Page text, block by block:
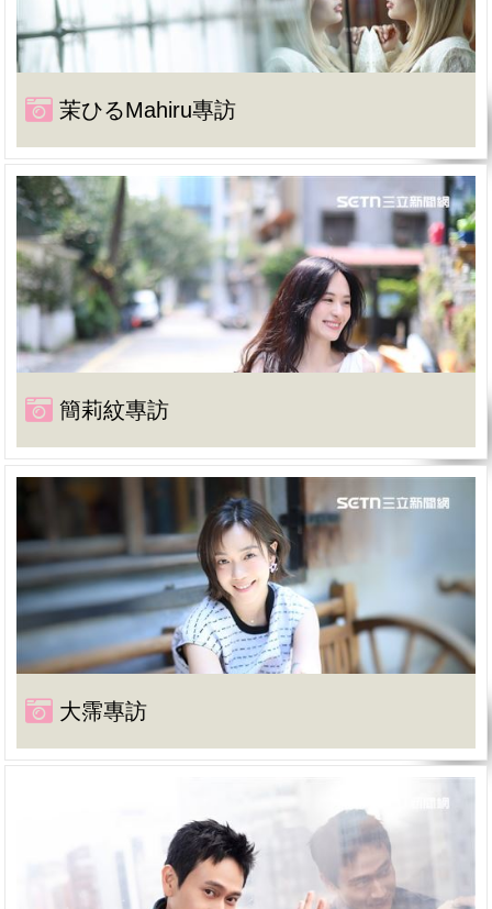
茉ひるMahiru專訪
簡莉紋專訪
大霈專訪